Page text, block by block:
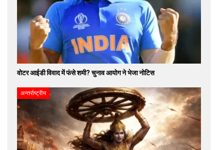
वोटर आईडी विवाद में फंसे शमी? चुनाव आयोग ने भेजा नोटिस
अन्तर्राष्ट्रीय